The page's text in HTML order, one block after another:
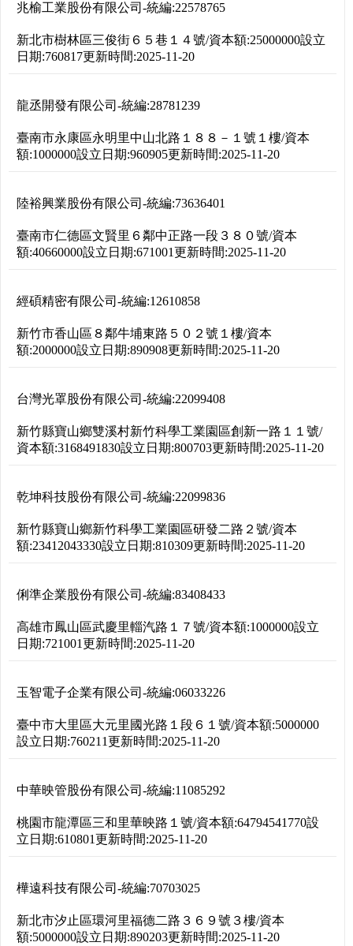
兆榆工業股份有限公司 -統編:22578765
新北市樹林區三俊街６５巷１４號/資本額:25000000設立
日期:760817更新時間:2025-11-20
龍丞開發有限公司 -統編:28781239
臺南市永康區永明里中山北路１８８－１號１樓/資本
額:1000000設立日期:960905更新時間:2025-11-20
陸裕興業股份有限公司 -統編:73636401
臺南市仁德區文賢里６鄰中正路一段３８０號/資本
額:40660000設立日期:671001更新時間:2025-11-20
經碩精密有限公司 -統編:12610858
新竹市香山區８鄰牛埔東路５０２號１樓/資本
額:2000000設立日期:890908更新時間:2025-11-20
台灣光罩股份有限公司 -統編:22099408
新竹縣寶山鄉雙溪村新竹科學工業園區創新一路１１號/
資本額:3168491830設立日期:800703更新時間:2025-11-20
乾坤科技股份有限公司 -統編:22099836
新竹縣寶山鄉新竹科學工業園區研發二路２號/資本
額:23412043330設立日期:810309更新時間:2025-11-20
俐準企業股份有限公司 -統編:83408433
高雄市鳳山區武慶里輜汽路１７號/資本額:1000000設立
日期:721001更新時間:2025-11-20
玉智電子企業有限公司 -統編:06033226
臺中市大里區大元里國光路１段６１號/資本額:5000000
設立日期:760211更新時間:2025-11-20
中華映管股份有限公司 -統編:11085292
桃園市龍潭區三和里華映路１號/資本額:64794541770設
立日期:610801更新時間:2025-11-20
樺遠科技有限公司 -統編:70703025
新北市汐止區環河里福德二路３６９號３樓/資本
額:5000000設立日期:890203更新時間:2025-11-20